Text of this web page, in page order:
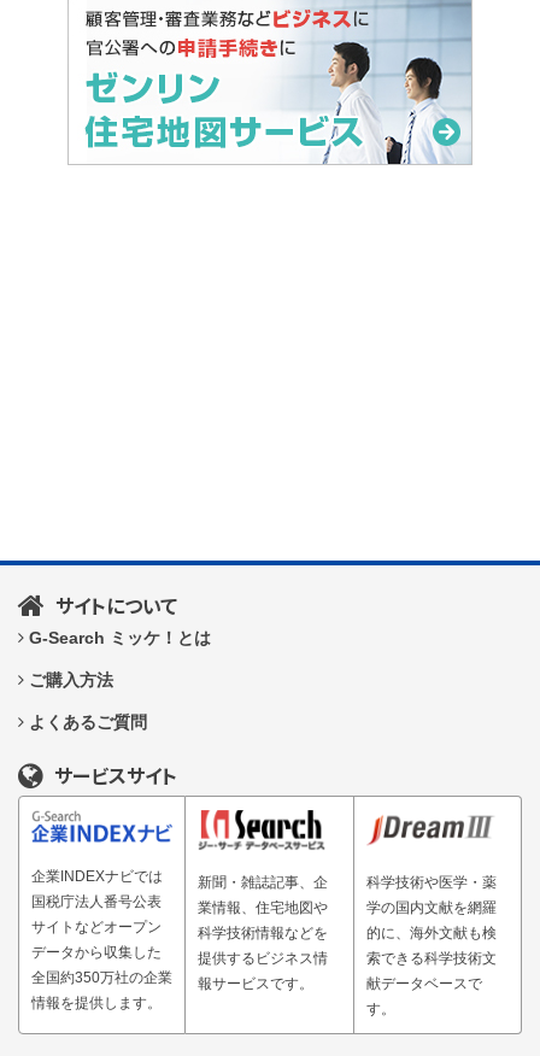
サイトについて
G-Search ミッケ！とは
ご購入方法
よくあるご質問
サービスサイト
企業INDEXナビでは
国税庁法人番号公表
サイトなどオープン
データから収集した
全国約350万社の企業
情報を提供します。
新聞・雑誌記事、企
業情報、住宅地図や
科学技術情報などを
提供するビジネス情
報サービスです。
科学技術や医学・薬
学の国内文献を網羅
的に、海外文献も検
索できる科学技術文
献データベースで
す。